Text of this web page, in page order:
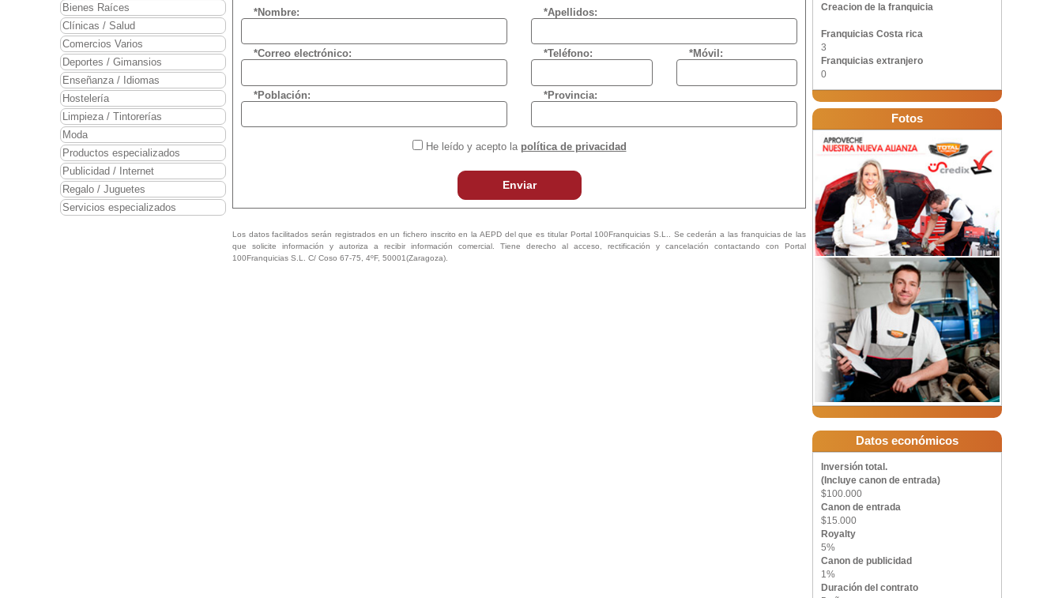
Bienes Raíces
Clínicas / Salud
Comercios Varios
Deportes / Gimansios
Enseñanza / Idiomas
Hostelería
Limpieza / Tintorerías
Moda
Productos especializados
Publicidad / Internet
Regalo / Juguetes
Servicios especializados
*Nombre: *Apellidos:
*Correo electrónico: *Teléfono: *Móvil:
*Población: *Provincia:
He leído y acepto la política de privacidad
Enviar
Los datos facilitados serán registrados en un fichero inscrito en la AEPD del que es titular Portal 100Franquicias S.L.. Se cederán a las franquicias de las
que solicite información y autoriza a recibir información comercial. Tiene derecho al acceso, rectificación y cancelación contactando con Portal
100Franquicias S.L. C/ Coso 67-75, 4ºF, 50001(Zaragoza).
Creacion de la franquicia
Franquicias Costa rica
3
Franquicias extranjero
0
Fotos
Datos económicos
Inversión total.
(Incluye canon de entrada)
$100.000
Canon de entrada
$15.000
Royalty
5%
Canon de publicidad
1%
Duración del contrato